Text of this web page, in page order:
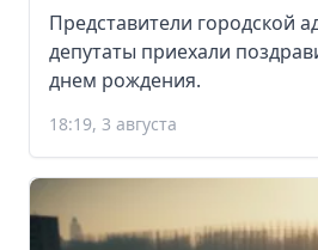
Представители городской
депутаты приехали
днем рождения.
18:19, 3 августа